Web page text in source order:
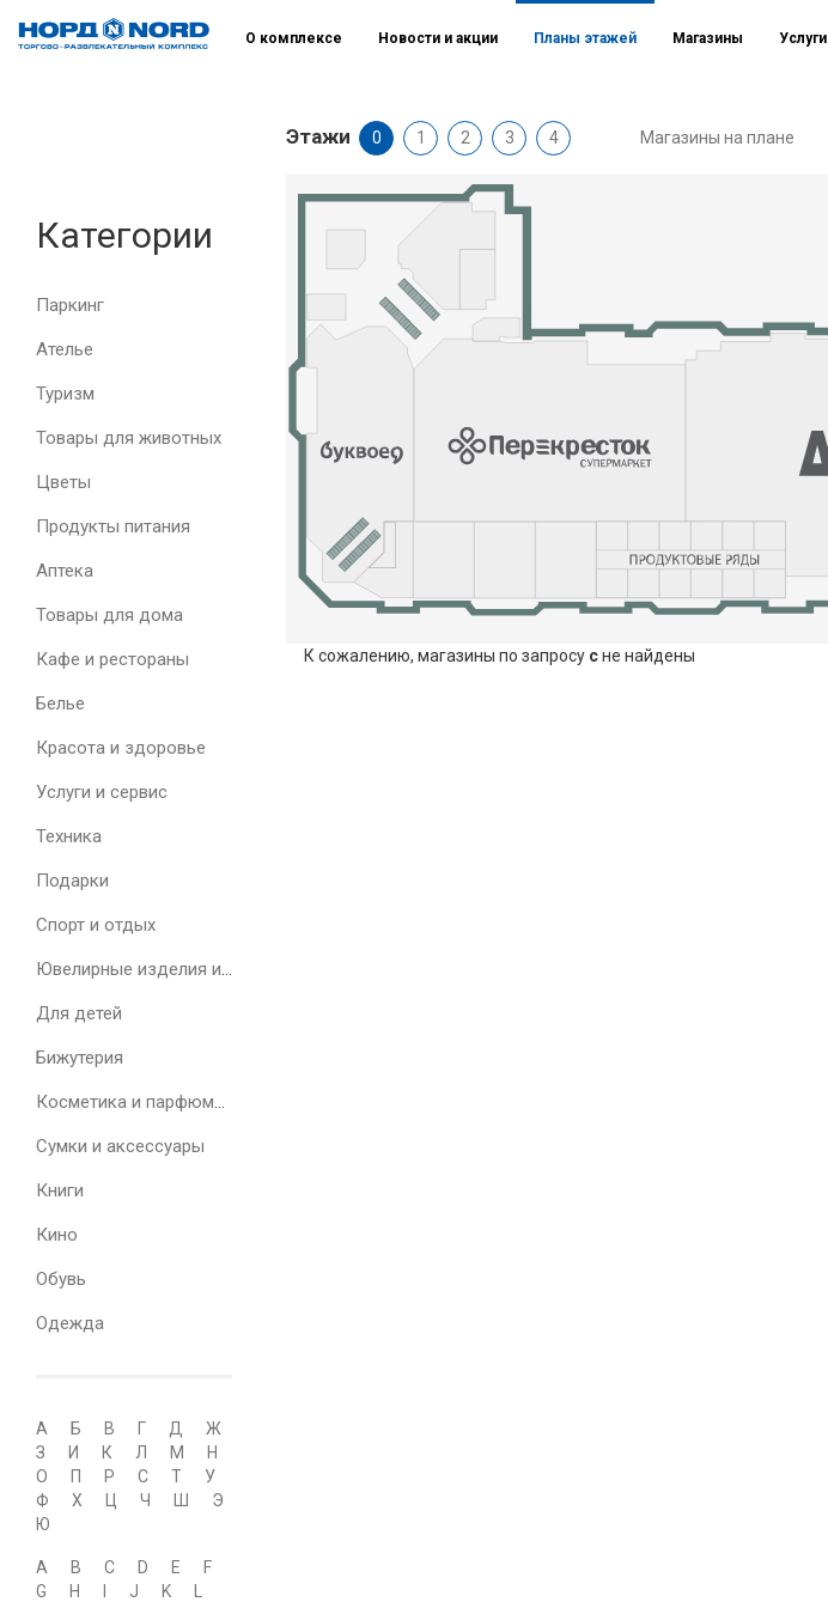
Категории
Паркинг
Ателье
Туризм
Товары для животных
Цветы
Продукты питания
Аптека
Товары для дома
Кафе и рестораны
Белье
Красота и здоровье
Услуги и сервис
Техника
Подарки
Спорт и отдых
Для детей
Бижутерия
Сумки и аксессуары
Книги
Кино
Обувь
Одежда
А Б В Г Д
Ж
З
И К Л М
Н
О
П Р С Т
У
Ф
Х Ц Ч
Э
Ю
A B C D E
F
G
H J K
О комплексе Новости и акции Планы этажей Магазины Услуги
Этажи 0 1 2 3 4 Магазины на плане
К сожалению, магазины по запросу cне найдены